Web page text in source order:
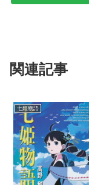
関連記事
七姫物語